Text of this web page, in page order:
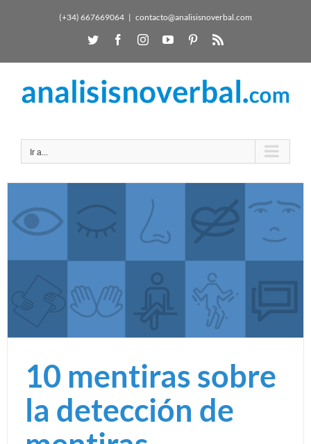
(+34) 667669064 | contacto@analisisnoverbal.com
Ir a...
10 mentiras sobre
la detección de